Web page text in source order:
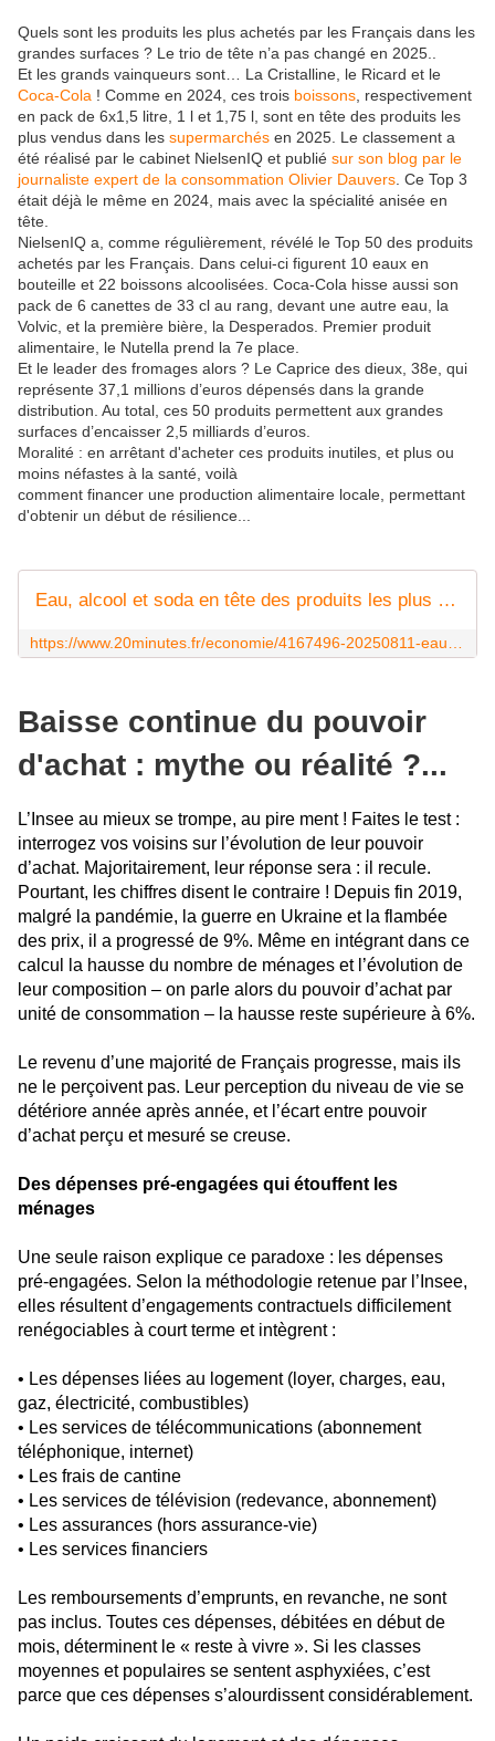
Quels sont les produits les plus achetés par les Français dans les
grandes surfaces ? Le trio de tête n’a pas changé en 2025..
Et les grands vainqueurs sont… La Cristalline, le Ricard et le
Coca-Cola ! Comme en 2024, ces trois boissons , respectivement
en pack de 6x1,5 litre, 1 l et 1,75 l, sont en tête des produits les
plus vendus dans les supermarchés en 2025. Le classement a
été réalisé par le cabinet NielsenIQ et publié sur son blog par le
journaliste expert de la consommation Olivier Dauvers . Ce Top 3
était déjà le même en 2024, mais avec la spécialité anisée en
tête.
NielsenIQ a, comme régulièrement, révélé le Top 50 des produits
achetés par les Français. Dans celui-ci figurent 10 eaux en
bouteille et 22 boissons alcoolisées. Coca-Cola hisse aussi son
pack de 6 canettes de 33 cl au rang, devant une autre eau, la
Volvic, et la première bière, la Desperados. Premier produit
alimentaire, le Nutella prend la 7e place.
Et le leader des fromages alors ? Le Caprice des dieux, 38e, qui
représente 37,1 millions d’euros dépensés dans la grande
distribution. Au total, ces 50 produits permettent aux grandes
surfaces d’encaisser 2,5 milliards d’euros.
Moralité : en arrêtant d'acheter ces produits inutiles, et plus ou
moins néfastes à la santé, voilà
comment financer une production alimentaire locale, permettant
d'obtenir un début de résilience...
Eau, alcool et soda en tête des produits les plus vendus en supermarché
Baisse continue du pouvoir
d'achat : mythe ou réalité ?...
L’Insee au mieux se trompe, au pire ment ! Faites le test :
interrogez vos voisins sur l’évolution de leur pouvoir
d’achat. Majoritairement, leur réponse sera : il recule.
Pourtant, les chiffres disent le contraire ! Depuis fin 2019,
malgré la pandémie, la guerre en Ukraine et la flambée
des prix, il a progressé de 9%. Même en intégrant dans ce
calcul la hausse du nombre de ménages et l’évolution de
leur composition – on parle alors du pouvoir d’achat par
unité de consommation – la hausse reste supérieure à 6%.
Le revenu d’une majorité de Français progresse, mais ils
ne le perçoivent pas. Leur perception du niveau de vie se
détériore année après année, et l’écart entre pouvoir
d’achat perçu et mesuré se creuse.
Des dépenses pré-engagées qui étouffent les
ménages
Une seule raison explique ce paradoxe : les dépenses
pré-engagées. Selon la méthodologie retenue par l’Insee,
elles résultent d’engagements contractuels difficilement
renégociables à court terme et intègrent :
• Les dépenses liées au logement (loyer, charges, eau,
gaz, électricité, combustibles)
• Les services de télécommunications (abonnement
téléphonique, internet)
• Les frais de cantine
• Les services de télévision (redevance, abonnement)
• Les assurances (hors assurance-vie)
• Les services financiers
Les remboursements d’emprunts, en revanche, ne sont
pas inclus. Toutes ces dépenses, débitées en début de
mois, déterminent le « reste à vivre ». Si les classes
moyennes et populaires se sentent asphyxiées, c’est
parce que ces dépenses s’alourdissent considérablement.